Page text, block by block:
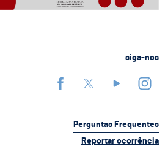
siga-nos
Perguntas Frequentes
Reportar ocorrência